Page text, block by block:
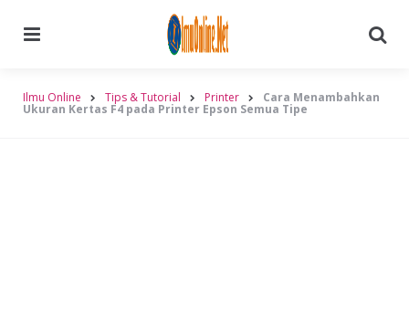
Ilmu Online Tips & Tutorial Printer Cara Menambahkan
Ukuran Kertas F4 pada Printer Epson Semua Tipe